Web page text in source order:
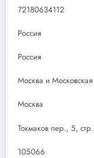
72180634112
Россия
Россия
Москва и Московская
Москва
Токмаков пер., 5,
105066